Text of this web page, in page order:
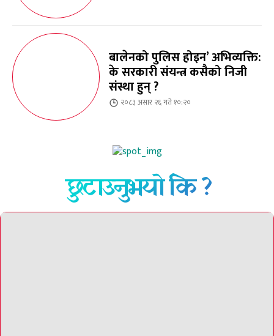
बालेनको पुलिस होइन’ अभिव्यक्ति:
के सरकारी संयन्त्र कसैको निजी
संस्था हुन् ?
२०८३ असार २६ गते १०:२०
छुटाउनुभयो कि ?